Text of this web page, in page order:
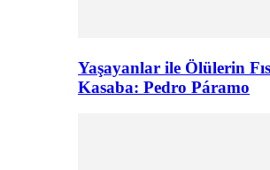
Yaşayanlar ile Ölülerin
Kasaba: Pedro Páramo